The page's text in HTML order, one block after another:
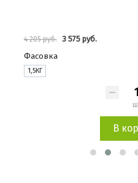
4 205 руб. 3 575 руб.
Фасовка
1,5КГ
В